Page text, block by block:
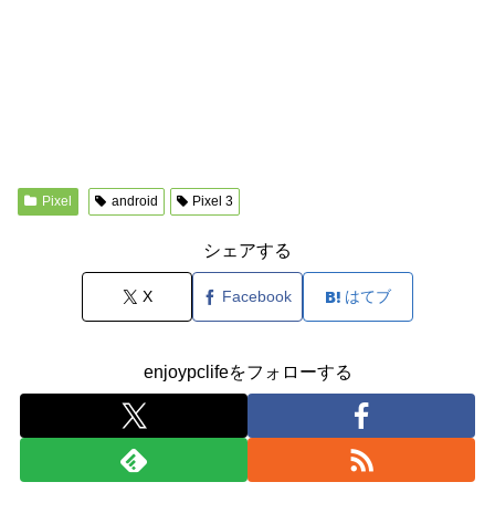
Pixel android Pixel 3
シェアする
X Facebook はてブ
enjoypclifeをフォローする